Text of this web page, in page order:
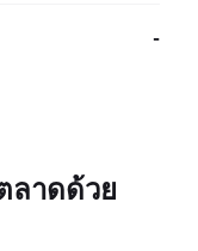
-
ลาดด้วย